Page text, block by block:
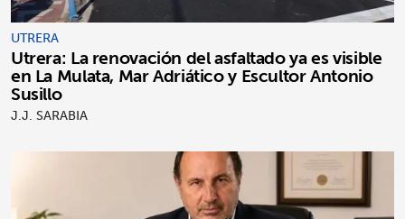
UTRERA
Utrera: La renovación del asfaltado ya es visible
en La Mulata, Mar Adriático y Escultor Antonio
Susillo
J.J. SARABIA